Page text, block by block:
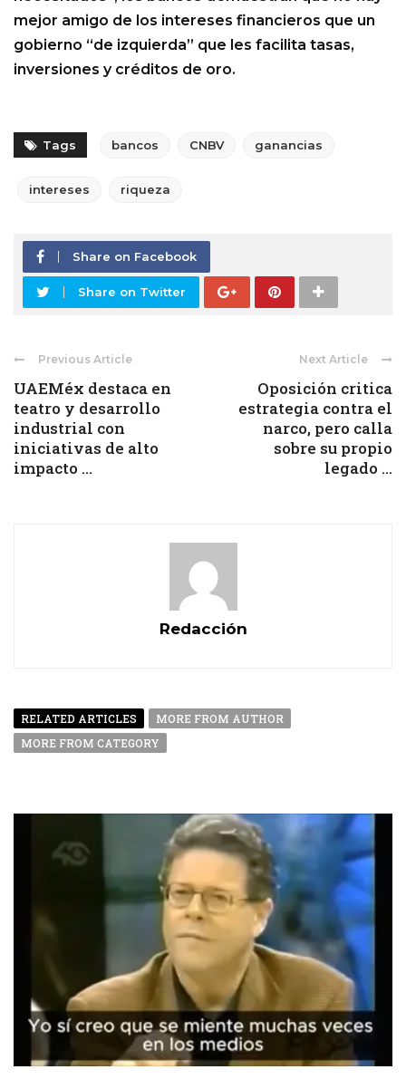
mejor amigo de los intereses financieros que un
gobierno “de izquierda” que les facilita tasas,
inversiones y créditos de oro.
Tags bancos CNBV ganancias
intereses riqueza
Share on Facebook
Share on Twitter
Previous Article
UAEMéx destaca en
teatro y desarrollo
industrial con
iniciativas de alto
impacto ...
Next Article
Oposición critica
estrategia contra el
narco, pero calla
sobre su propio
legado ...
Redacción
RELATED ARTICLES
MORE FROM AUTHOR
MORE FROM CATEGORY